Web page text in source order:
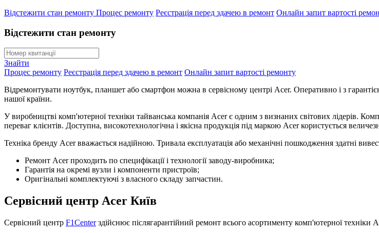
Відстежити стан ремонту Процес ремонту Реєстрація перед здачею в ремонт Онлайн запит вартості
Відстежити стан ремонту
Знайти
Процес ремонту Реєстрація перед здачею в ремонт Онлайн запит вартості ремонту
Відремонтувати ноутбук, планшет або смартфон можна в сервісному центрі Acer. Оперативно і з
нашої країни.
У виробництві комп'ютерної техніки тайванська компанія Acer є одним з визнаних світових лідерів.
переваг клієнтів. Доступна, високотехнологічна і якісна продукція під маркою Acer користується
Техніка бренду Acer вважається надійною. Тривала експлуатація або механічні пошкодження здатні
Ремонт Acer проходить по специфікації і технології заводу-виробника;
Гарантія на окремі вузли і компоненти пристроїв;
Оригінальні комплектуючі з власного складу запчастин.
Сервісний центр Acer Київ
Сервісний центр F1Centerздійснює післягарантійний ремонт всього асортименту комп'ютерної техніки